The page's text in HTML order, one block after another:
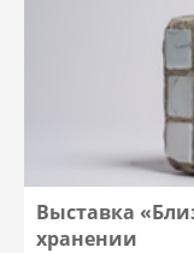
Выставка
хранении